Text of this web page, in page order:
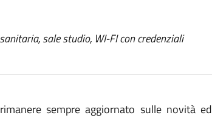
sale studio, WI-FI con credenziali
sempre aggiornato sulle novità ed